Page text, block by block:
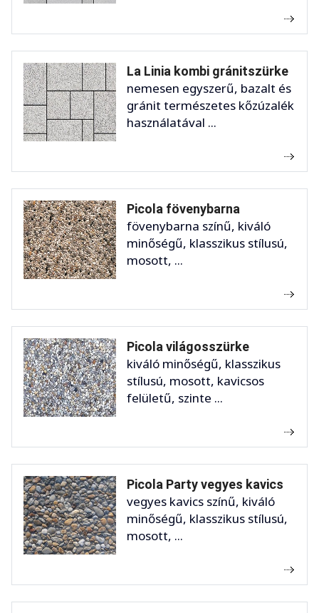
La Linia kombi gránitszürke
nemesen egyszerű, bazalt és
gránit természetes kőzúzalék
használatával ...
Picola fövenybarna
fövenybarna színű, kiváló
minőségű, klasszikus stílusú,
mosott, ...
Picola világosszürke
kiváló minőségű, klasszikus
stílusú, mosott, kavicsos
felületű, szinte ...
Picola Party vegyes kavics
vegyes kavics színű, kiváló
minőségű, klasszikus stílusú,
mosott, ...